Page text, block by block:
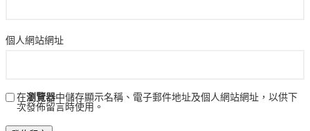
個人網站網址
在瀏覽器中儲存顯示名稱、電子郵件地址及個人網站網址，以供下
次發佈留言時使用。